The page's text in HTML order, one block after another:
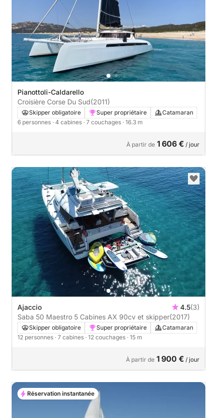
Pianottoli-Caldarello
Croisière Corse Du Sud(2011)
Skipper obligatoire Super propriétaire
Catamaran
6 personnes · 4 cabines · 7 couchages · 16.3 m
À partir de 1 606 € / jour
Ajaccio 4.5(3)
Saba 50 Maestro 5 Cabines AX 90cv et skipper(2017)
Skipper obligatoire Super propriétaire
Catamaran
12 personnes · 7 cabines · 12 couchages · 15 m
À partir de 1 900 € / jour
Réservation instantanée